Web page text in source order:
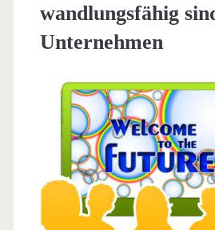
wandlungsfähig
Unternehmen